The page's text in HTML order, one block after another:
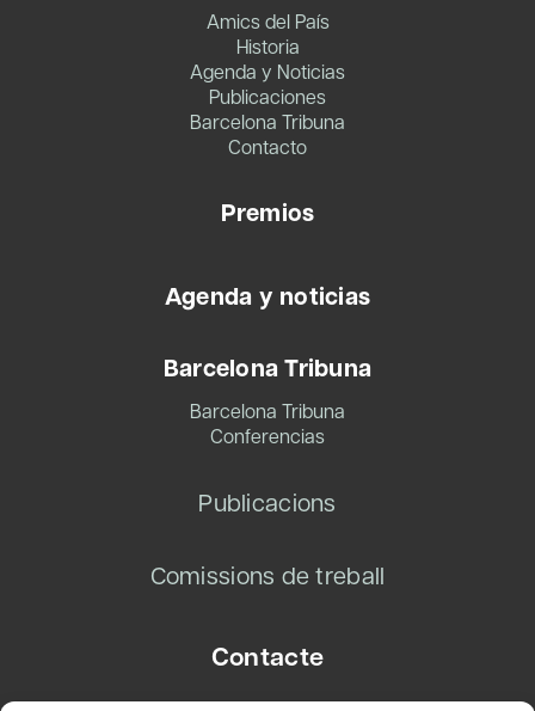
Amics del País
Historia
Agenda y Noticias
Publicaciones
Barcelona Tribuna
Contacto
Premios
Agenda y noticias
Barcelona Tribuna
Barcelona Tribuna
Conferencias
Publicacions
Comissions de treball
Contacte